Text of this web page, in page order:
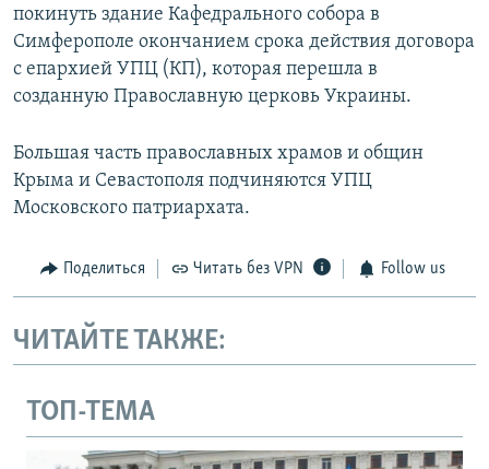
покинуть здание Кафедрального собора в
Симферополе окончанием срока действия договора
с епархией УПЦ (КП), которая перешла в
созданную Православную церковь Украины.
Большая часть православных храмов и общин
Крыма и Севастополя подчиняются УПЦ
Московского патриархата.
Поделиться Читать без VPN Follow us
ЧИТАЙТЕ ТАКЖЕ:
ТОП-ТЕМА